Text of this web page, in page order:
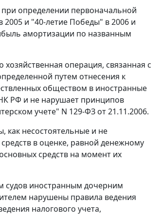
определении первоначальной
2005 и "40-летие Победы" в 2006 и
амортизации по названным
операция, связанная с
путем отнесения к
обществом в иностранные
РФ и не нарушает принципов
учете" N 129-ФЗ от 21.11.2006.
как несостоятельные и не
в оценке, равной денежному
средств на момент их
судов иностранным дочерним
нарушены правила ведения
налогового учета,